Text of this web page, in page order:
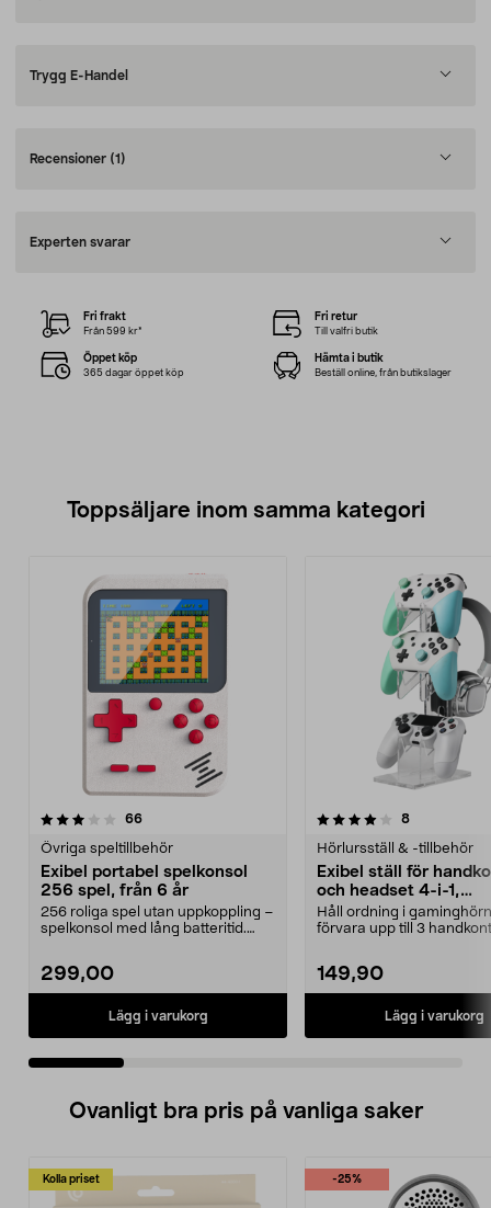
Trygg E-Handel
Recensioner (1)
Experten svarar
Fri frakt
Från 599 kr*
Fri retur
Till valfri butik
Öppet köp
365 dagar öppet köp
Hämta i butik
Beställ online, från butikslager
Toppsäljare inom samma kategori
66recensioner
Övriga speltillbehör
Exibel portabel spelkonsol
256 spel, från 6 år
256 roliga spel utan uppkoppling –
spelkonsol med lång batteritid.
299,00
Lägg i varukorg
4.0 av 5 stjärnor 8recensioner
Hörlursställ & -tillbehör
Exibel ställ för
och headset 4-i-1,
transparent
Håll ordning i
förvara upp till 3
149,90
Lägg i varukorg
4.5 av 5 stjärnor
Ovanligt bra pris på vanliga saker
Kolla priset -25%